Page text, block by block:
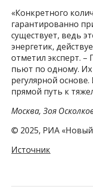
«Конкретного
гарантированно
существует, ведь
энергетик,
отметил эксперт.
пьют по одному.
регулярной
прямой путь к
Москва, Зоя
© 2025, РИА
Источник